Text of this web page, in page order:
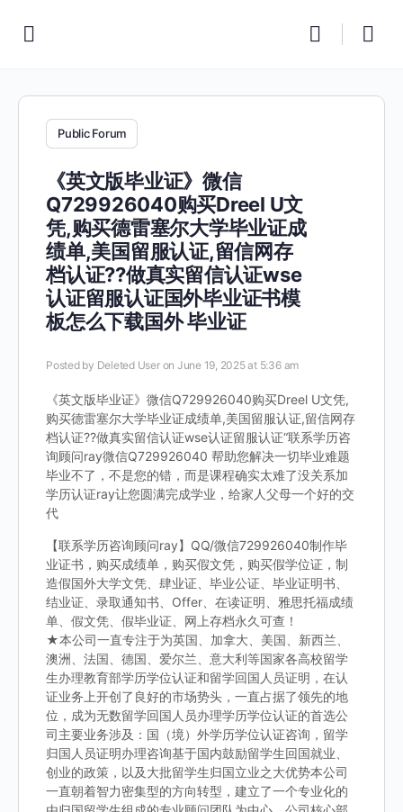
Public Forum
《英文版毕业证》微信
Q729926040购买Dreel U文
凭,购买德雷塞尔大学毕业证成
绩单,美国留服认证,留信网存
档认证??做真实留信认证wse
认证留服认证国外毕业证书模
板怎么下载国外 毕业证
Posted by Deleted User on June 19, 2025 at 5:36 am
《英文版毕业证》微信Q729926040购买Dreel U文凭,
购买德雷塞尔大学毕业证成绩单,美国留服认证,留信网存
档认证??做真实留信认证wse认证留服认证“联系学历咨
询顾问ray微信Q729926040 帮助您解决一切毕业难题
毕业不了，不是您的错，而是课程确实太难了没关系加
学历认证ray让您圆满完成学业，给家人父母一个好的交
代
【联系学历咨询顾问ray】QQ/微信729926040制作毕
业证书，购买成绩单，购买假文凭，购买假学位证，制
造假国外大学文凭、肆业证、毕业公证、毕业证明书、
结业证、录取通知书、Offer、在读证明、雅思托福成绩
单、假文凭、假毕业证、网上存档永久可查！
★本公司一直专注于为英国、加拿大、美国、新西兰、
澳洲、法国、德国、爱尔兰、意大利等国家各高校留学
生办理教育部学历学位认证和留学回国人员证明，在认
证业务上开创了良好的市场势头，一直占据了领先的地
位，成为无数留学回国人员办理学历学位认证的首选公
司主要业务涉及：国（境）外学历学位认证咨询，留学
归国人员证明办理咨询基于国内鼓励留学生回国就业、
创业的政策，以及大批留学生归国立业之大优势本公司
一直朝着智力密集型的方向转型，建立了一个专业化的